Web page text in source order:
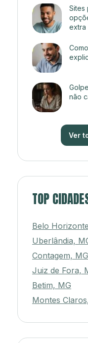
Sites
extra
não
Ver
TOP
Belo
Uberlândia,
Contagem, MG
Juiz de Fora,
Betim, MG
Montes